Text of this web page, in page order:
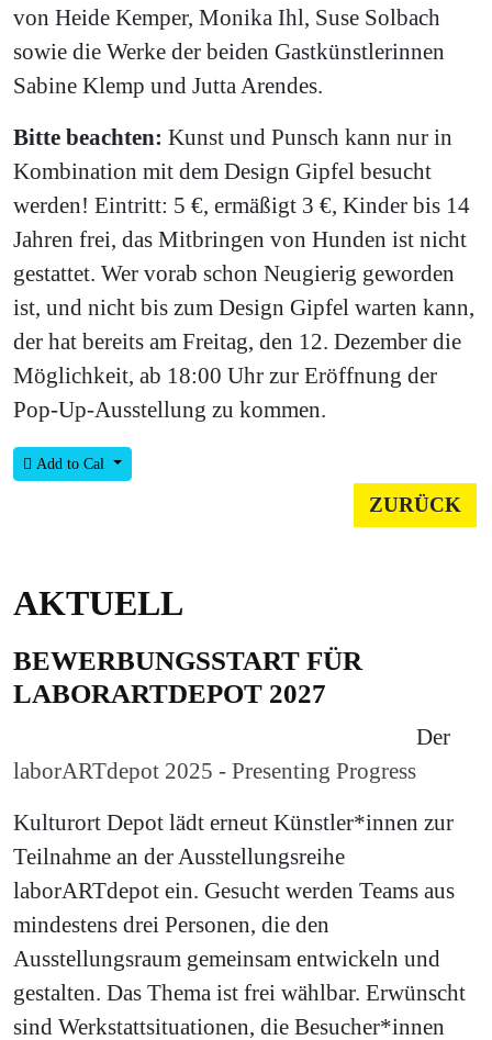
von Heide Kemper, Monika Ihl, Suse Solbach
sowie die Werke der beiden Gastkünstlerinnen
Sabine Klemp und Jutta Arendes.
Bitte beachten: Kunst und Punsch kann nur in
Kombination mit dem Design Gipfel besucht
werden! Eintritt: 5 €, ermäßigt 3 €, Kinder bis 14
Jahren frei, das Mitbringen von Hunden ist nicht
gestattet. Wer vorab schon Neugierig geworden
ist, und nicht bis zum Design Gipfel warten kann,
der hat bereits am Freitag, den 12. Dezember die
Möglichkeit, ab 18:00 Uhr zur Eröffnung der
Pop-Up-Ausstellung zu kommen.
Add to Cal
ZURÜCK
AKTUELL
BEWERBUNGSSTART FÜR
LABORARTDEPOT 2027
laborARTdepot 2025 - Presenting Progress
Der
Kulturort Depot lädt erneut Künstler*innen zur
Teilnahme an der Ausstellungsreihe
laborARTdepot ein. Gesucht werden Teams aus
mindestens drei Personen, die den
Ausstellungsraum gemeinsam entwickeln und
gestalten. Das Thema ist frei wählbar. Erwünscht
sind Werkstattsituationen, die Besucher*innen